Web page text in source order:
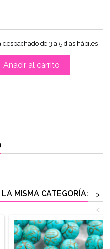
despachado de 3 a 5 dias hábiles
Añadir al carrito
MISMA CATEGORÍA:
>
<